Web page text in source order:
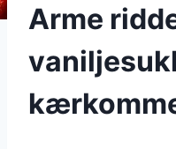
Arme